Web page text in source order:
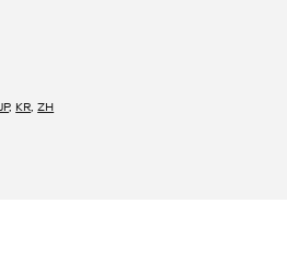
JP, KR,ZH